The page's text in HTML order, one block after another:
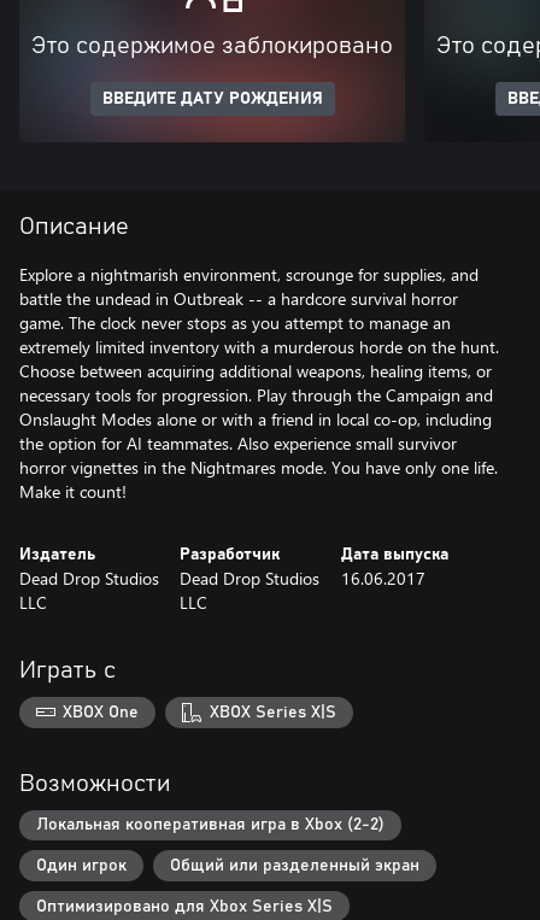
Это содержимое заблокировано
ВВЕДИТЕ ДАТУ РОЖДЕНИЯ
Это
Описание
Explore a nightmarish environment, scrounge for supplies, and
battle the undead in Outbreak -- a hardcore survival horror
game. The clock never stops as you attempt to manage an
extremely limited inventory with a murderous horde on the hunt.
Choose between acquiring additional weapons, healing items, or
necessary tools for progression. Play through the Campaign and
Onslaught Modes alone or with a friend in local co-op, including
the option for AI teammates. Also experience small survivor
horror vignettes in the Nightmares mode. You have only one life.
Make it count!
Издатель
Dead Drop Studios
LLC
Разработчик
Dead Drop Studios
LLC
Дата выпуска
16.06.2017
Играть с
XBOX One XBOX Series X|S
Возможности
Локальная кооперативная игра в Xbox (2-2)
Один игрок Общий или разделенный экран
Оптимизировано для Xbox Series X|S